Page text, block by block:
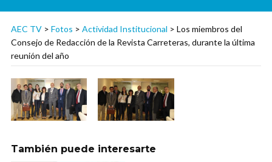
AEC TV > Fotos > Actividad Institucional > Los miembros del
Consejo de Redacción de la Revista Carreteras, durante la última
reunión del año
También puede interesarte